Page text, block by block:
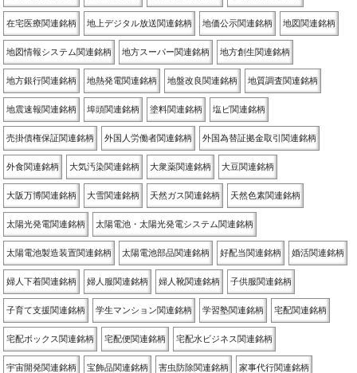
在宅医療関連銘柄 地上デジタル放送関連銘柄 地価公示関連銘柄 地図関連銘柄
地図情報システム関連銘柄 地方スーパー関連銘柄 地方創生関連銘柄
地方銀行関連銘柄 地熱発電関連銘柄 地盤改良関連銘柄 地質調査関連銘柄
地震速報関連銘柄 埠頭関連銘柄 塗料関連銘柄 塩ビ関連銘柄
売掛債権保証関連銘柄 外国人労働者関連銘柄 外国為替証拠金取引関連銘柄
外食関連銘柄 大気汚染関連銘柄 大衆薬関連銘柄 大豆関連銘柄
大阪万博関連銘柄 大雪関連銘柄 天然ガス関連銘柄 天然色素関連銘柄
太陽光発電関連銘柄 太陽電池・太陽光発電システム関連銘柄
太陽電池製造装置関連銘柄 太陽電池部品関連銘柄 好配当関連銘柄 婚活関連銘柄
婦人下着関連銘柄 婦人服関連銘柄 婦人靴関連銘柄 子供服関連銘柄
子育て支援関連銘柄 学生マンション関連銘柄 学習塾関連銘柄 宅配関連銘柄
宅配ボックス関連銘柄 宅配便関連銘柄 宅配水ビジネス関連銘柄
宇宙開発関連銘柄 宝飾品関連銘柄 害虫防除関連銘柄 家事代行関連銘柄